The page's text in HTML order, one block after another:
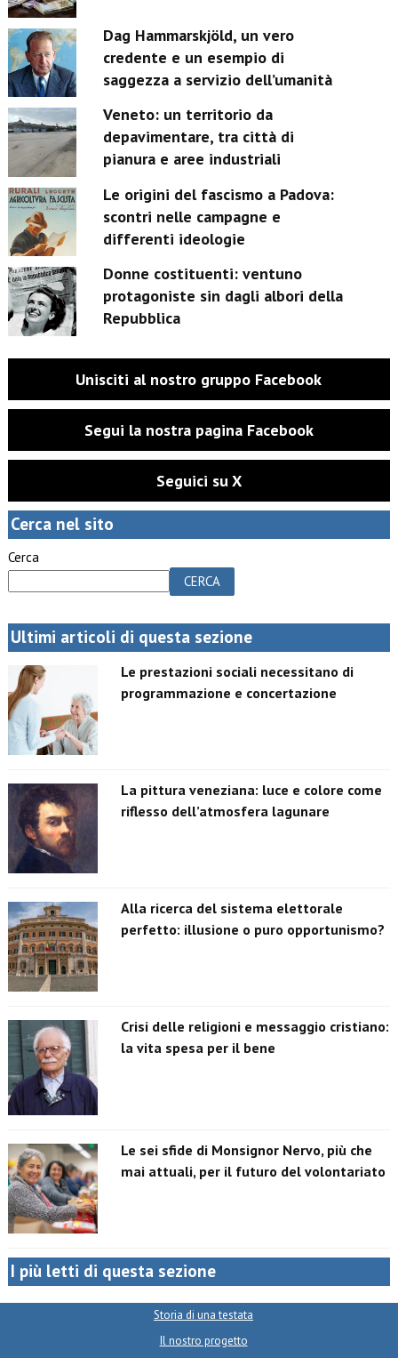
Dag Hammarskjöld, un vero
credente e un esempio di
saggezza a servizio dell’umanità
Veneto: un territorio da
depavimentare, tra città di
pianura e aree industriali
Le origini del fascismo a Padova:
scontri nelle campagne e
differenti ideologie
Donne costituenti: ventuno
protagoniste sin dagli albori della
Repubblica
Unisciti al nostro gruppo Facebook
Segui la nostra pagina Facebook
Seguici su X
Cerca nel sito
Cerca
CERCA
Ultimi articoli di questa sezione
Le prestazioni sociali necessitano di
programmazione e concertazione
La pittura veneziana: luce e colore come
riflesso dell’atmosfera lagunare
Alla ricerca del sistema elettorale
perfetto: illusione o puro opportunismo?
Crisi delle religioni e messaggio cristiano:
la vita spesa per il bene
Le sei sfide di Monsignor Nervo, più che
mai attuali, per il futuro del volontariato
I più letti di questa sezione
Storia di una testata
Il nostro progetto